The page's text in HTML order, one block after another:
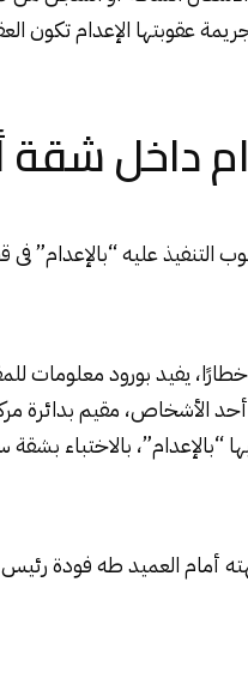
داخل شقة
عليه “بالإعدام”
يفيد بورود معلومات
الأشخاص، مقيم بدائرة
“بالإعدام”، بالاختباء
أمام العميد طه فودة